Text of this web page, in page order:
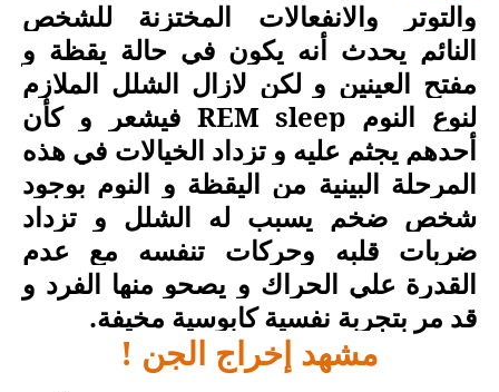
والتوتر والانفعالات المختزنة للشخص
النائم يحدث أنه يكون في حالة يقظة و
مفتح العينين و لكن لازال الشلل الملازم
لنوع النوم REM sleepفيشعر و كأن
أحدهم يجثم عليه و تزداد الخيالات في هذه
المرحلة البينية من اليقظة و النوم بوجود
شخص ضخم يسبب له الشلل و تزداد
ضربات قلبه وحركات تنفسه مع عدم
القدرة علي الحراك و يصحو منها الفرد و
قد مر بتجربة نفسية كابوسية مخيفة.
مشهد إخراج الجن !